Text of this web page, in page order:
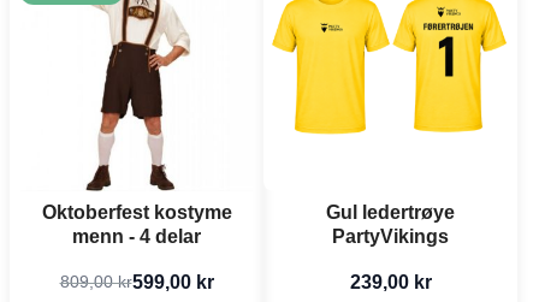
Oktoberfest kostyme
menn - 4 delar
809,00 kr599,00 kr
Gul ledertrøye
PartyVikings
239,00 kr